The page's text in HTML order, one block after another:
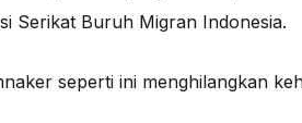
Serikat Buruh Migran Indonesia.
seperti ini menghilangkan